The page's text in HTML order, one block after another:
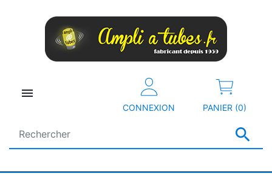


CONNEXION PANIER (0)